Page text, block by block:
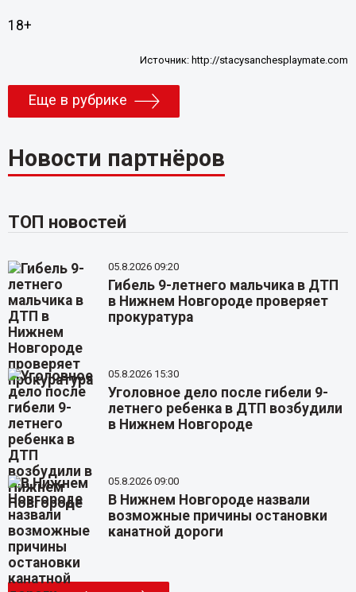
18+
Источник:http://stacysanchesplaymate.com
Еще в рубрике
Новости партнёров
ТОП новостей
05.8.2026 09:20
Гибель 9-летнего мальчика в ДТП
в Нижнем Новгороде проверяет
прокуратура
05.8.2026 15:30
Уголовное дело после гибели 9-
летнего ребенка в ДТП возбудили
в Нижнем Новгороде
05.8.2026 09:00
В Нижнем Новгороде назвали
возможные причины остановки
канатной дороги